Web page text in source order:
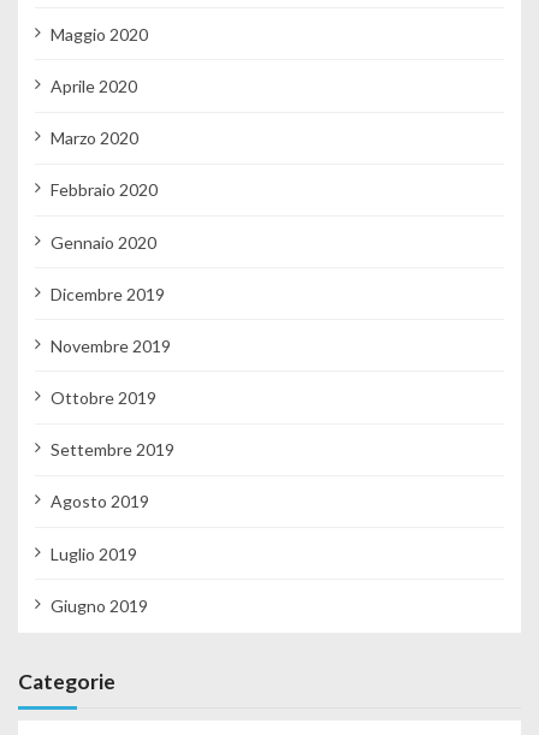
Maggio 2020
Aprile 2020
Marzo 2020
Febbraio 2020
Gennaio 2020
Dicembre 2019
Novembre 2019
Ottobre 2019
Settembre 2019
Agosto 2019
Luglio 2019
Giugno 2019
Categorie